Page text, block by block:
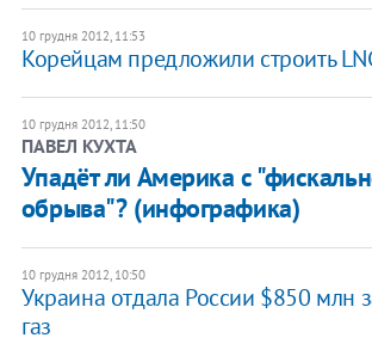
10 грудня 2012, 11:53
Корейцам предложили строить
10 грудня 2012, 11:50
ПАВЕЛ КУХТА
Упадёт ли Америка с
обрыва"? (инфографика)
10 грудня 2012, 10:50
Украина отдала России $850 млн
газ